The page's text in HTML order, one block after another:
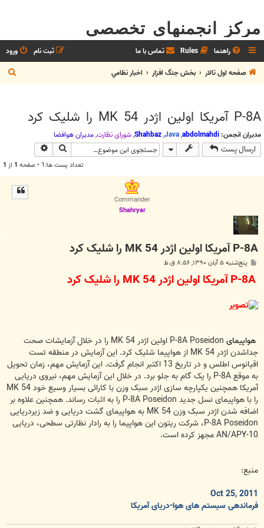
مرکز انجمنهای تخصصی
راهنما Rules تماس با ما ورود
ثبت نام
صفحه اول تالار
بخش جنگ افزار اخبار نظامي
س
P-8A آمریکا اولین اژدر MK 54 را شلیک کرد
مدیران انجمن: abdolmahdi
,
Java
,
Shahbaz
,شوراي نظارت,مديران هوافضا
ارسال پست جستجو
تعداد پست ها:1 • صفحه 1 از 1
Commander
Shahryar
P-8A آمریکا اولین اژدر MK 54 را شلیک کرد
س
ت
پنج‌شنبه ۵ آبان ۱۳۹۰, ۸:۵۶ ق.ظ
P-8A آمریکا اولین اژدر MK 54 را شلیک کرد
هواپیمای
P-8A Poseidon اولین اژدر MK 54 را در خلال آزمایشات صحت
جداشدن اژدر MK 54 از هواپیما شلیک کرد. این آزمایش در منطقه تست
اقیانوس اطلس و در تاریخ 13 اکتبر انجام گرفت. این آزمایش مهم، زمان تحویل
به موقع P-8A را یک گام به جلو برد. در خلال این آزمایش مهم، نیروی دریایی
آمریکا همچنین یکپارچه سازی اژدر سبک وزن با کارائی بسیار وسیع خود MK 54
را با هواپیمای نسل جدید P-8A Poseidon را به اثبات رساند. همچنین علاوه بر
اضافه شدن اژدر سبک وزن MK 54 به هواپیمای گشت دریایی و ضد زیردریایی
P-8A Poseidon، شرکت ریتون این هواپیما را به رادار نظارتی سطحی، دریایی
AN/APY-10 مجهز کرده است.
منبع:
Oct 25, 2011
فرماندهی سیستم های هوا-دریای آمریکا